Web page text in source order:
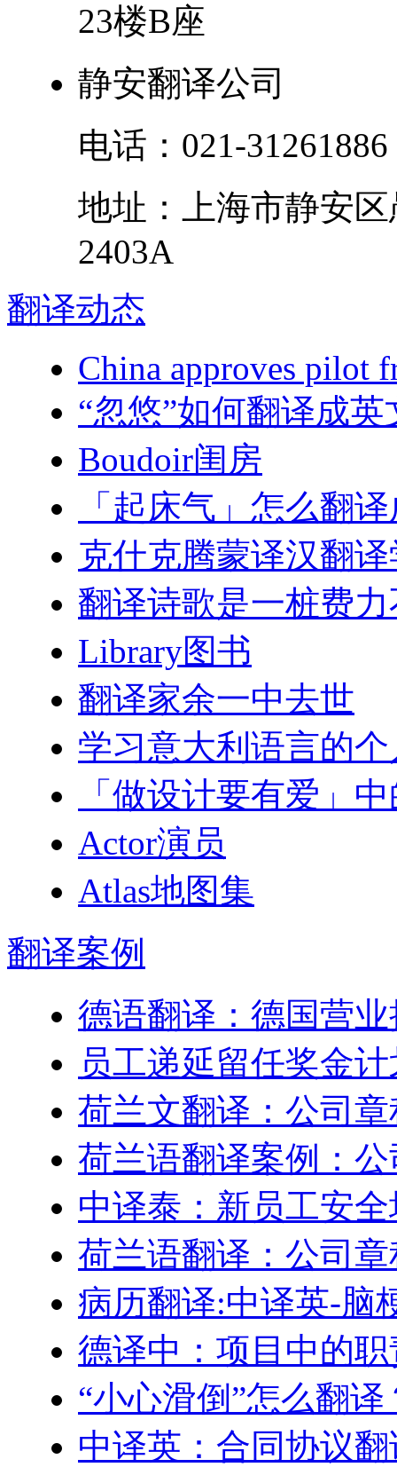
23楼B座
静安翻译公司
电话： 021-31261886
地址：
上海市静安区
2403A
翻译动态
China approves pilot
“忽悠”如何翻译成英
Boudoir闺房
「起床气」怎么翻
克什克腾蒙译汉翻
翻译诗歌是一桩费
Library图书
翻译家余一中去世
学习意大利语言的
「做设计要有爱」
Actor演员
Atlas地图集
翻译案例
德语翻译：德国营
员工递延留任奖金计
荷兰文翻译：公司
荷兰语翻译案例：
中译泰：新员工安
荷兰语翻译：公司
病历翻译:中译英-脑
德译中：项目中的
“小心滑倒”怎么翻译
中译英：合同协议